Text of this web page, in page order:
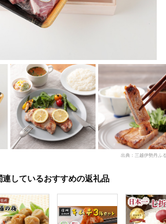
出典：三越伊勢丹ふ
しているおすすめの返礼品